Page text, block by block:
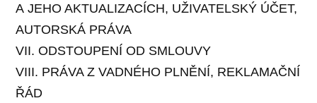
A JEHO AKTUALIZACÍCH, UŽIVATELSKÝ ÚČET,
AUTORSKÁ PRÁVA
VII. ODSTOUPENÍ OD SMLOUVY
VIII. PRÁVA Z VADNÉHO PLNĚNÍ, REKLAMAČNÍ
ŘÁD